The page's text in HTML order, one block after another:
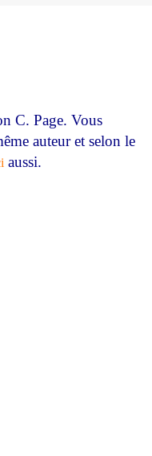
C. Page. Vous
auteur et selon le
aussi.